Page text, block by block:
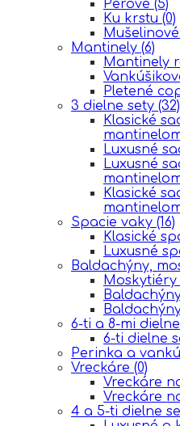
Perové (5)
Ku krstu (0)
Mantinely (6)
Mantinely
Pletené
3 dielne sety (32)
Klasické
Luxusné
Luxusné
Klasické
Spacie vaky (16)
Klasické
Luxusné
Baldachýny,
Moskytiéry
6-ti a 8-mi
6-ti dielne
Perinka a
Vreckáre (0)
Vreckáre
Vreckáre
4 a 5-ti dielne